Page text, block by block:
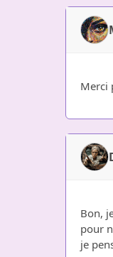
Merci
Bon,
pour
je